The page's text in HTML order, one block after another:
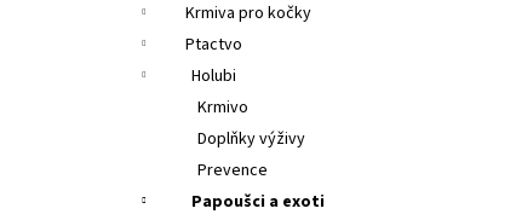
Krmiva pro kočky
Ptactvo
Holubi
Krmivo
Doplňky výživy
Prevence
Papoušci a exoti